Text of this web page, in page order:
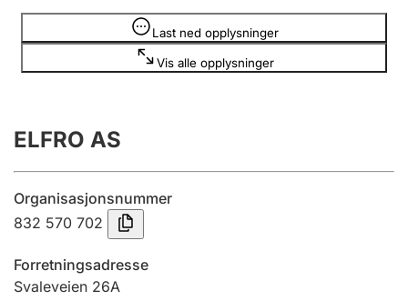
Registrere, endre, slette
Årsregnskap
Innsending og forsinkelsesgebyr
Last ned opplysninger
Vis alle opplysninger
Opplysninger er skjult
ELFRO AS
Organisasjonsnummer
832 570 702
Forretningsadresse
Svaleveien 26A